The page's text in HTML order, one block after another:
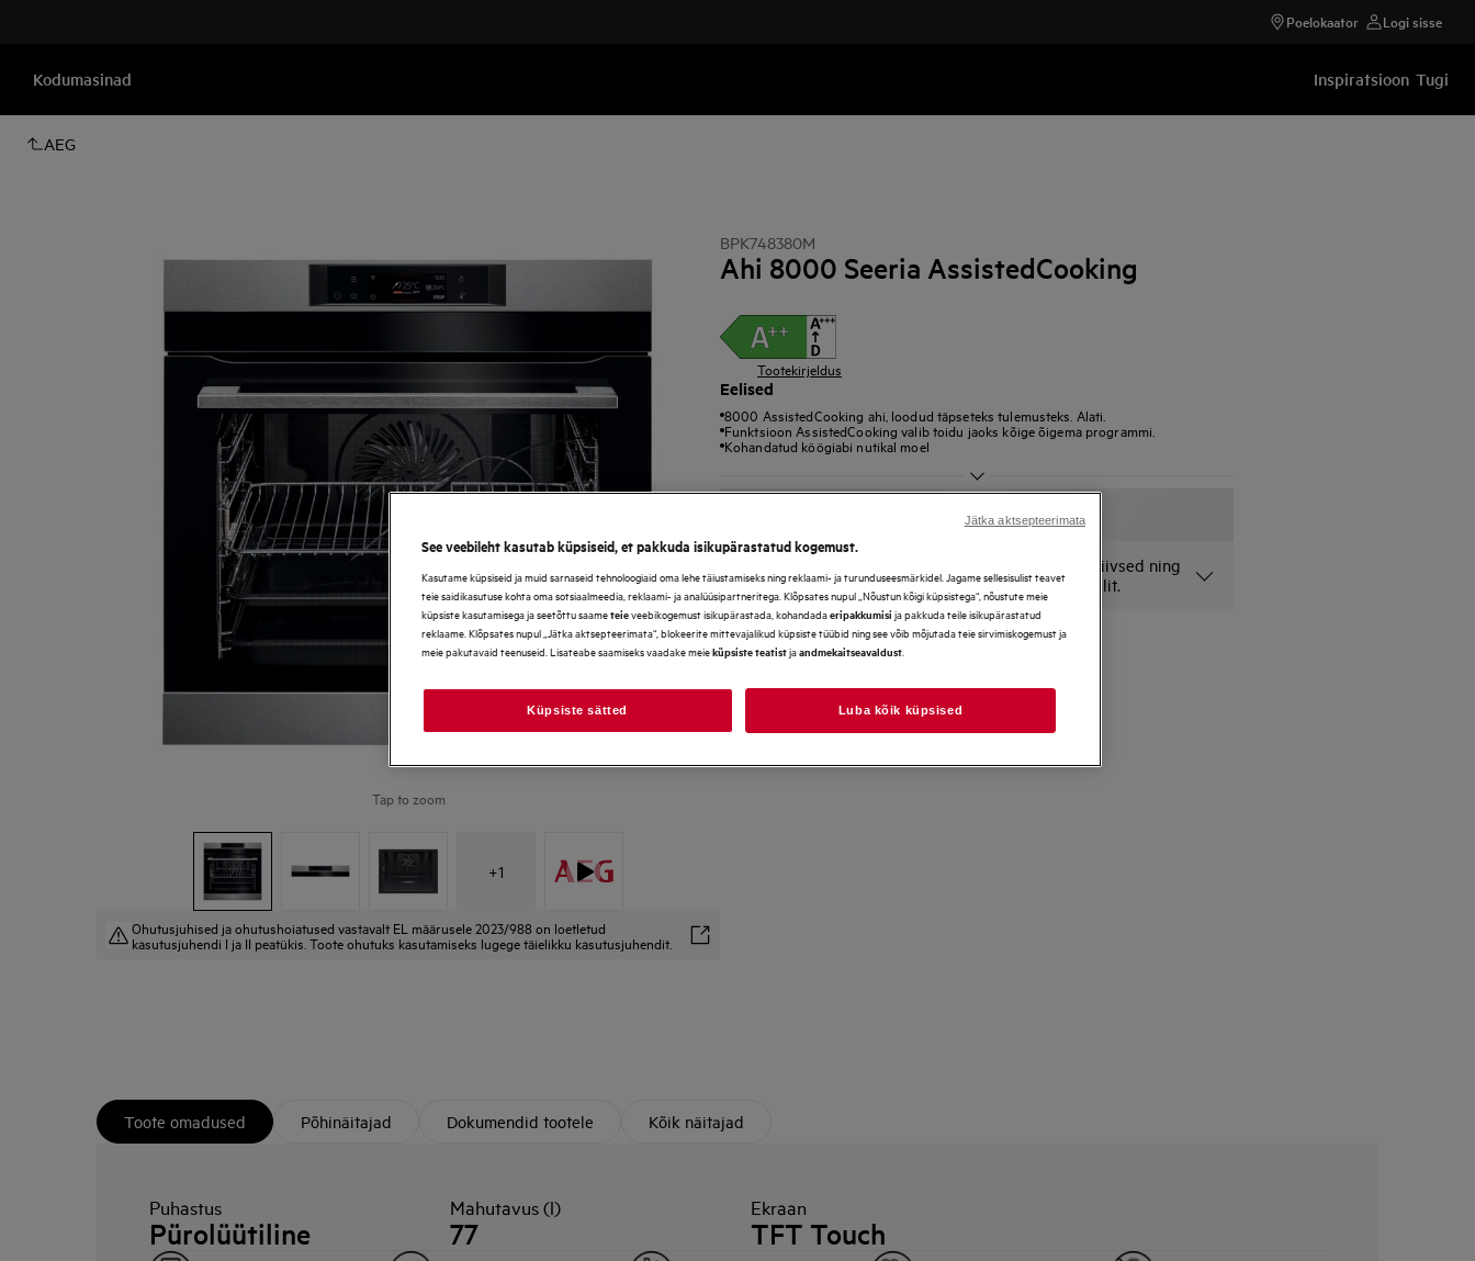
Poelokaator Logi sisse
Kodumasinad Inspiratsioon Tugi
AEG
Tap to zoom
+1
Ohutusjuhised ja ohutushoiatused vastavalt EL määrusele 2023/988 on loetletud
kasutusjuhendi I ja II peatükis. Toote ohutuks kasutamiseks lugege täielikku kasutusjuhendit.
BPK748380M
Ahi 8000 Seeria AssistedCooking
Tootekirjeldus
Eelised
8000 AssistedCooking ahi, loodud täpseteks tulemusteks. Alati.
Funktsioon AssistedCooking valib toidu jaoks kõige õigema programmi.
Kohandatud köögiabi nutikal moel
*Galerii fotod ja videod tootelehel on illustratiivsed ning
ei pruugi täpselt kajastada konkreetset mudelit.
Toote omadused Põhinäitajad Dokumendid tootele Kõik näitajad
Puhastus
Pürolüütiline
Mahutavus (l)
77
Ekraan
TFT Touch
See veebileht kasutab küpsiseid, et pakkuda isikupärastatud kogemust.
Kasutame küpsiseid ja muid sarnaseid tehnoloogiaid oma lehe täiustamiseks ning reklaami- ja turunduseesmärkidel. Jagame sellesisulist teavet
teie saidikasutuse kohta oma sotsiaalmeedia, reklaami- ja analüüsipartneritega. Klõpsates nupul „Nõustun kõigi küpsistega“, nõustute meie
küpsiste kasutamisega ja seetõttu saameteieveebikogemust isikupärastada, kohandadaeripakkumisi ja pakkuda teile isikupärastatud
reklaame. Klõpsates nupul „Jätka aktsepteerimata“, blokeerite mittevajalikud küpsiste tüübid ning see võib mõjutada teie sirvimiskogemust ja
meie pakutavaid teenuseid. Lisateabe saamiseks vaadake meieküpsiste teatistjaandmekaitseavaldust
Küpsiste sätted Luba kõik küpsised
Jätka aktsepteerimata